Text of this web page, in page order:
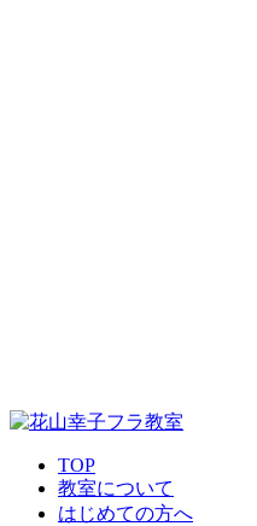
TOP
教室について
はじめての方へ